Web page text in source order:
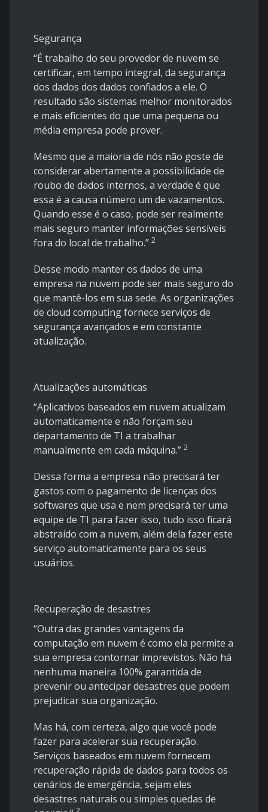
Segurança
“É trabalho do seu provedor de nuvem se
certificar, em tempo integral, da segurança
dos dados dos dados confiados a ele. O
resultado são sistemas melhor monitorados
e mais eficientes do que uma pequena ou
média empresa pode prover.
Mesmo que a maioria de nós não goste de
considerar abertamente a possibilidade de
roubo de dados internos, a verdade é que
essa é a causa número um de vazamentos.
Quando esse é o caso, pode ser realmente
mais seguro manter informações sensíveis
fora do local de trabalho.” 2
Desse modo manter os dados de uma
empresa na nuvem pode ser mais seguro do
que mantê-los em sua sede. As organizações
de cloud computing fornece serviços de
segurança avançados e em constante
atualização.
Atualizações automáticas
“Aplicativos baseados em nuvem atualizam
automaticamente e não forçam seu
departamento de TI a trabalhar
manualmente em cada máquina.” 2
Dessa forma a empresa não precisará ter
gastos com o pagamento de licenças dos
softwares que usa e nem precisará ter uma
equipe de TI para fazer isso, tudo isso ficará
abstraído com a nuvem, além dela fazer este
serviço automaticamente para os seus
usuários.
Recuperação de desastres
“Outra das grandes vantagens da
computação em nuvem é como ela permite a
sua empresa contornar imprevistos. Não há
nenhuma maneira 100% garantida de
prevenir ou antecipar desastres que podem
prejudicar sua organização.
Mas há, com certeza, algo que você pode
fazer para acelerar sua recuperação.
Serviços baseados em nuvem fornecem
recuperação rápida de dados para todos os
cenários de emergência, sejam eles
desastres naturais ou simples quedas de